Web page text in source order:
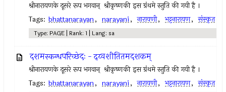
श्रीनारायणके दूसरे रूप भगवान् ‍ श्रीकृष्णकी इस ग्रंथमे स्तुति की गयी है ।
Tags: bhattanarayan, narayani, नारायणी, भट्टनारायण, संस्कृत
Type: PAGE | Rank: 1 | Lang: sa
दशमस्कन्धपरिच्छेदः - द्य्वशीतितमदशकम्
श्रीनारायणके दूसरे रूप भगवान् ‍ श्रीकृष्णकी इस ग्रंथमे स्तुति की गयी है ।
Tags: bhattanarayan, narayani, नारायणी, भट्टनारायण, संस्कृत